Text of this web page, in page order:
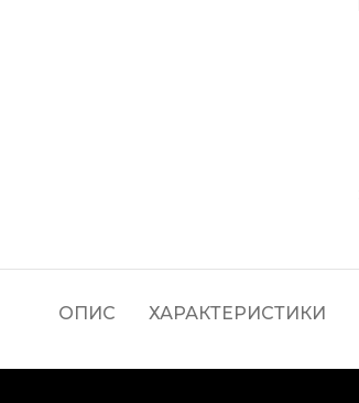
ОПИС ХАРАКТЕРИСТИКИ